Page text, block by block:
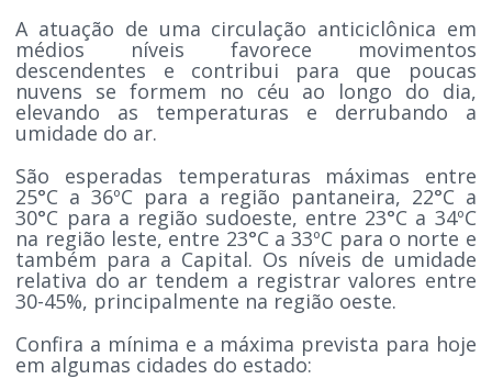
A atuação de uma circulação anticiclônica em
médios níveis favorece movimentos
descendentes e contribui para que poucas
nuvens se formem no céu ao longo do dia,
elevando as temperaturas e derrubando a
umidade do ar.
São esperadas temperaturas máximas entre
25°C a 36ºC para a região pantaneira, 22°C a
30°C para a região sudoeste, entre 23°C a 34ºC
na região leste, entre 23°C a 33ºC para o norte e
também para a Capital. Os níveis de umidade
relativa do ar tendem a registrar valores entre
30-45%, principalmente na região oeste.
Confira a mínima e a máxima prevista para hoje
em algumas cidades do estado: